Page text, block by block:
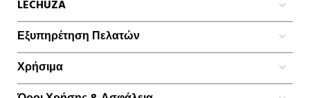
LECHUZA
Εξυπηρέτηση Πελατών
Χρήσιμα